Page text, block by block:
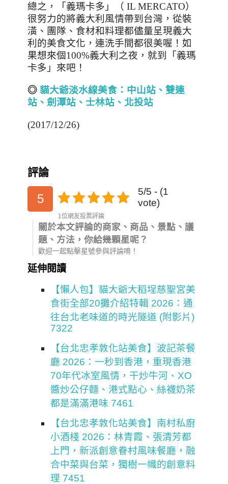
總之，「義瑪卡多」（ IL MERCATO）
很努力的將義大利風情帶到台灣，從裝
潢、團隊、食材和料理都儘量呈現義大
利的美食文化，連洗手間都很美喔！如
果想來個100%義大利之夜，就到「義瑪
卡多」來吧！
◎ 貓大爺淡水線美食：中山站、雙連
站、劍潭站、士林站、北投站
(2017/12/26)
評論
5
5/5 - (1
vote)
1位網友投票評論
關於本文評論的商家、商品、景點、議
題、方法，你給幾顆星呢？
歡迎一起點擊星號參與評論唷！
延伸閱讀
【懶人包】貓大爺大稻埕慈聖宮美
食街全部20攤介紹特輯 2026：通
往台北老味道的時光隧道 (附影片)
7322
【台北忠孝敦化站美食】波記茶餐
廳 2026：一秒到香港，重現香港
70年代冰室風情，干炒牛河、XO
醬炒公仔麵、港式點心、絲襪奶茶
都是滿滿港味 7461
【台北忠孝敦化站美食】南村私廚
小酒棧 2026：林青霞、張清芳都
上門，新派創意眷村風味餐廳，融
合中菜與台菜，獨樹一幟的創意料
理 7451